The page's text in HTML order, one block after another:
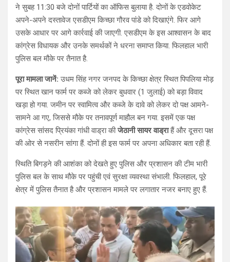
ने सुबह 11:30 बजे दोनों पार्टियों का ऑफिस बुलाया है. दोनों के एडवोकेट
अपने-अपने दस्तावेज एसडीएम किच्छा गौरव पांडे को दिखाएंगे. फिर आगे
उसके आधार पर आगे कार्रवाई की जाएगी. एसडीएम के इस आश्वासन के बाद
कांग्रेस विधायक और उनके समर्थकों ने धरना समाप्त किया. फिलहाल भारी
पुलिस बल मौके पर तैनात है.
पूरा मामला जानें:उधम सिंह नगर जनपद के किच्छा क्षेत्र स्थित पिपलिया मोड़
पर स्थित खान फार्म पर कब्जे को लेकर बुधवार (1 जुलाई) को बड़ा विवाद
खड़ा हो गया. जमीन पर स्वामित्व और कब्जे के दावे को लेकर दो पक्ष आमने-
सामने आ गए, जिससे मौके पर तनावपूर्ण माहौल बन गया. इसमें एक पक्ष
कांग्रेस सांसद प्रियंका गांधी वाड्रा कीजेठानी सायर वाड्राहैं और दूसरा पक्ष
की ओर से नसरीन सांगा हैं. दोनों ही इस फार्म पर अपना अधिकार बता रही हैं.
स्थिति बिगड़ने की आशंका को देखते हुए पुलिस और प्रशासन की टीम भारी
पुलिस बल के साथ मौके पर पहुंची एवं सुरक्षा व्यवस्था संभाली. फिलहाल, पूरे
क्षेत्र में पुलिस तैनात है और प्रशासन मामले पर लगातार नजर बनाए हुए हैं.